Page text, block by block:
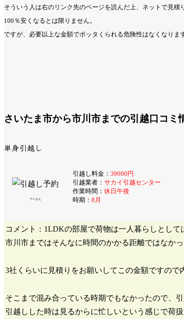
そういう人は右のリンク先のページを読んだ上、ネットで見積
100％安くなるとは限りません。
ですが、必要以上な金額でボッタくられる危険性はなくなりま
さいたま市から市川市までの引越口コミ
単身引越し
アベさん
引越し料金： 39000円
引越業者： サカイ引越センター
作業時間： 休日午後
時期： 8月
コメント：1LDKの部屋で荷物は一人暮らしとして
市川市まではそんなに時間のかかる距離ではなか
3社くらいに見積りをお願いしてこの金額ですので
そこまで混み合っている時期でもなかったので、
引越しした時は見るからに忙しいという感じで荷